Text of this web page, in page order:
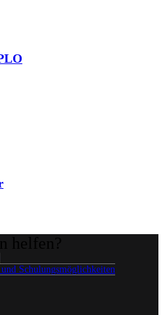
Schulungsmöglichkeiten